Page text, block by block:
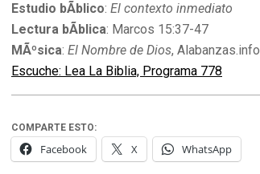
Estudio bÃ­blico: El contexto inmediato
Lectura bÃ­blica: Marcos 15:37-47
MÃºsica: El Nombre de Dios, Alabanzas.info
Escuche: Lea La Biblia, Programa 778
COMPARTE ESTO:
Facebook X WhatsApp